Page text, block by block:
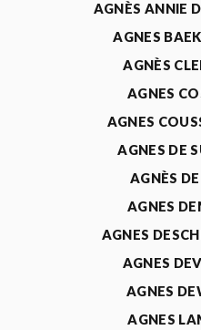
AGNÈS ANNIE
AGNES
AGNÈS
AGNES
AGNES
AGNES DE
AGNÈS
AGNES
AGNES
AGNES
AGNES
AGNES